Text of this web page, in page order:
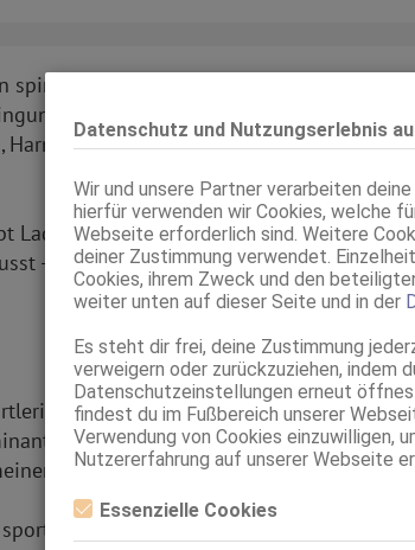
Datenschutz und Nutzungserlebnis
Wir und unsere Partner verarbeiten
hierfür verwenden wir Cookies, welche
Webseite erforderlich sind. Weitere
deiner Zustimmung verwendet.
Cookies, ihrem Zweck und den
weiter unten auf dieser Seite und in der
Es steht dir frei, deine Zustimmung
verweigern oder zurückzuziehen, indem
Datenschutzeinstellungen erneut
findest du im Fußbereich unserer
Verwendung von Cookies einzuwilligen,
Nutzererfahrung auf unserer Webseite
Essenzielle Cookies
Essenzielle Cookies sind alle notwendigen
spirituellen Hintergrund und steht für
Liebe. In ihrer Energie vereinen
und ein ausgeprägtes
Lady Portia ihre innere Verbindung zur
– getragen von Liebe, Klarheit und
Bodybuilding und Yoga sind meine
oder devot, sondern sehr sinnlich!
Fokus auf Entspannung und Erholung.
Leidenschaft – Deine exklusive